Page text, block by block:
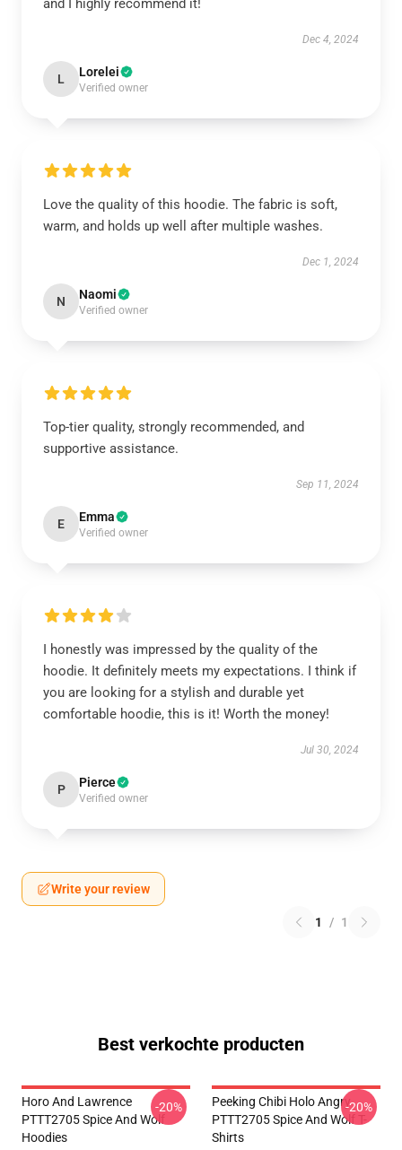
and I highly recommend it!
Dec 4, 2024
L Lorelei
Verified owner
Love the quality of this hoodie. The fabric is soft,
warm, and holds up well after multiple washes.
Dec 1, 2024
N Naomi
Verified owner
Top-tier quality, strongly recommended, and
supportive assistance.
Sep 11, 2024
E Emma
Verified owner
I honestly was impressed by the quality of the
hoodie. It definitely meets my expectations. I think if
you are looking for a stylish and durable yet
comfortable hoodie, this is it! Worth the money!
Jul 30, 2024
P Pierce
Verified owner
Write your review
1 / 1
Best verkochte producten
Horo And Lawrence
PTTT2705 Spice And Wolf
Hoodies
-20%
Peeking Chibi Holo Angry
PTTT2705 Spice And Wolf T-
Shirts
-20%